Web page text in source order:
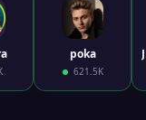
poka
621.5K